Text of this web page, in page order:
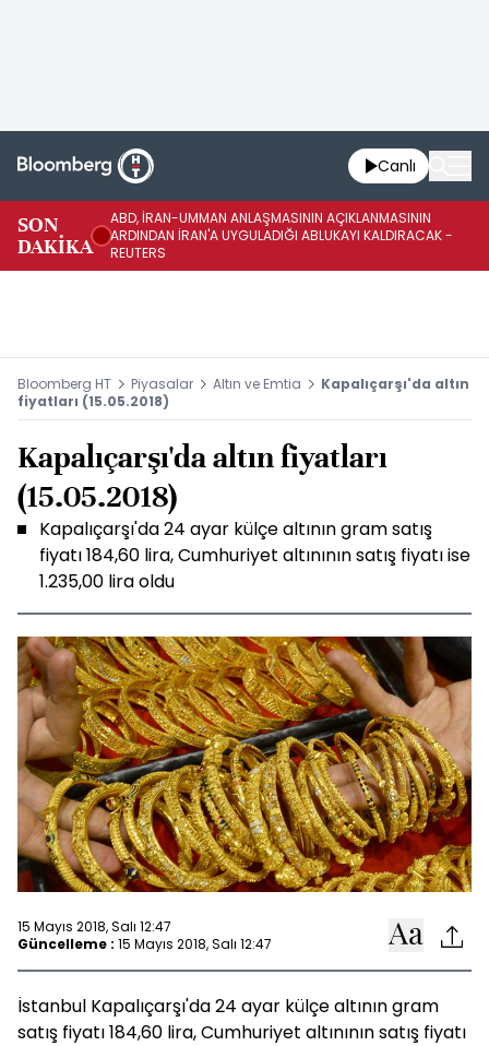
Canlı
SON
DAKİKA
ABD, İRAN-UMMAN ANLAŞMASININ AÇIKLANMASININ
ARDINDAN İRAN'A UYGULADIĞI ABLUKAYI KALDIRACAK -
REUTERS
Bloomberg HT Piyasalar Altın ve Emtia
Kapalıçarşı'da altın
fiyatları (15.05.2018)
Kapalıçarşı'da altın fiyatları
(15.05.2018)
Kapalıçarşı'da 24 ayar külçe altının gram satış
fiyatı 184,60 lira, Cumhuriyet altınının satış fiyatı ise
1.235,00 lira oldu
15 Mayıs 2018, Salı 12:47
Güncelleme : 15 Mayıs 2018, Salı 12:47
İstanbul Kapalıçarşı'da 24 ayar külçe altının gram
satış fiyatı 184,60 lira, Cumhuriyet altınının satış fiyatı